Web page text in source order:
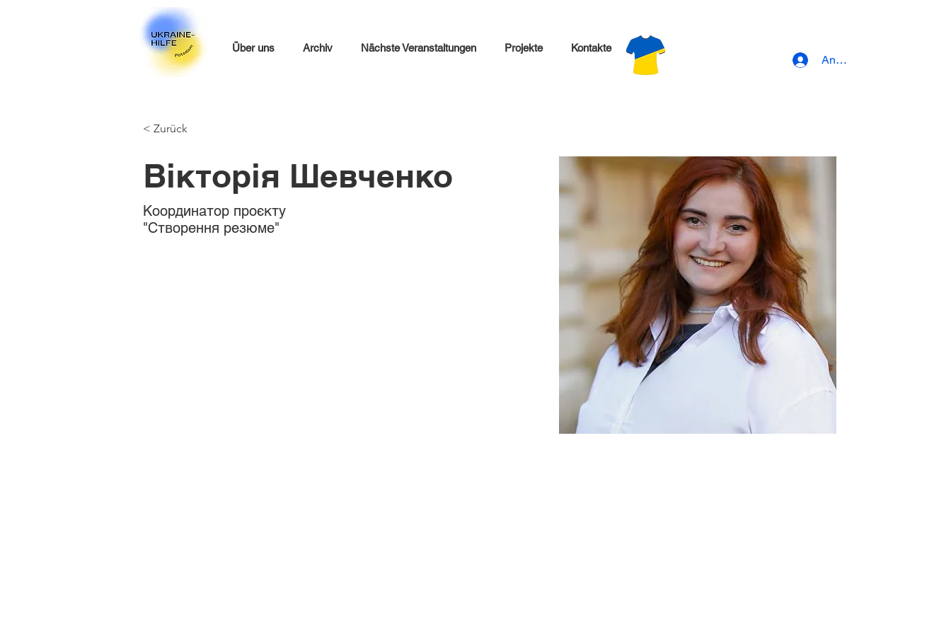
Über uns Archiv Nächste Veranstaltungen Projekte Kontakte
Anmeldung
< Zurück
Вікторія Шевченко
Координатор проєкту
"Створення резюме"